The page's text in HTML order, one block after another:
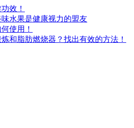
效！
水果是健康视力的盟友
使用！
和脂肪燃烧器？找出有效的方法！